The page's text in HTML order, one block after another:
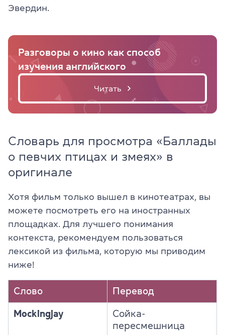
Эвердин.
Разговоры о кино как способ
изучения английского
Читать
Словарь для просмотра «Баллады
о певчих птицах и змеях» в
оригинале
Хотя фильм только вышел в кинотеатрах, вы
можете посмотреть его на иностранных
площадках. Для лучшего понимания
контекста, рекомендуем пользоваться
лексикой из фильма, которую мы приводим
ниже!
Слово Перевод
Mockingjay
Сойка-
пересмешница